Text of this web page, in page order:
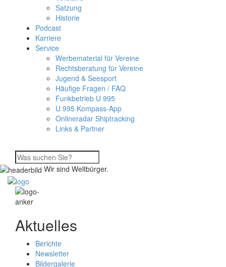
Satzung
Historie
Podcast
Karriere
Service
Werbematerial für Vereine
Rechtsberatung für Vereine
Jugend & Seesport
Häufige Fragen / FAQ
Funkbetrieb U 995
U 995 Kompass-App
Onlineradar Shiptracking
Links & Partner
Wir sind Weltbürger.
Aktuelles
Berichte
Newsletter
Bildergalerie